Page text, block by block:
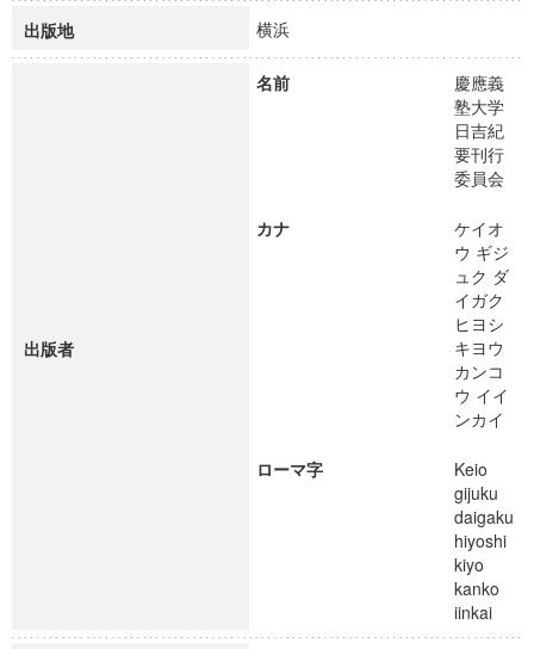
出版地 横浜
出版者
名前
慶應義
塾大学
日吉紀
要刊行
委員会
カナ
ケイオ
ウ ギジ
ュク ダ
イガク
ヒヨシ
キヨウ
カンコ
ウ イイ
ンカイ
ローマ字
Keio
gijuku
daigaku
hiyoshi
kiyo
kanko
iinkai